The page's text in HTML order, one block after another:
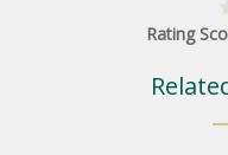
Rating